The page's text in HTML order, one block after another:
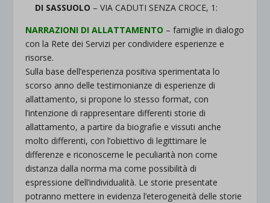
DI SASSUOLO – VIA CADUTI SENZA CROCE, 1:
NARRAZIONI DI ALLATTAMENTO – famiglie in dialogo
con la Rete dei Servizi per condividere esperienze e
risorse.
Sulla base dell’esperienza positiva sperimentata lo
scorso anno delle testimonianze di esperienze di
allattamento, si propone lo stesso format, con
l’intenzione di rappresentare differenti storie di
allattamento, a partire da biografie e vissuti anche
molto differenti, con l’obiettivo di legittimare le
differenze e riconoscerne le peculiarità non come
distanza dalla norma ma come possibilità di
espressione dell’individualità. Le storie presentate
potranno mettere in evidenza l’eterogeneità delle storie